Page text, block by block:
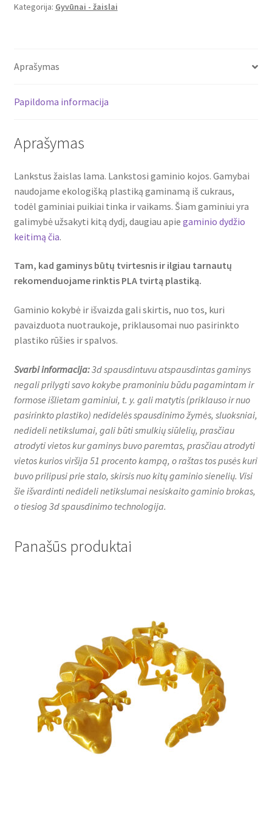
Kategorija: Gyvūnai - žaislai
Aprašymas
Papildoma informacija
Aprašymas
Lankstus žaislas lama. Lankstosi gaminio kojos. Gamybai
naudojame ekologišką plastiką gaminamą iš cukraus,
todėl gaminiai puikiai tinka ir vaikams. Šiam gaminiui yra
galimybė užsakyti kitą dydį, daugiau apie gaminio dydžio
keitimą čia.
Tam, kad gaminys būtų tvirtesnis ir ilgiau tarnautų
rekomenduojame rinktis PLA tvirtą plastiką.
Gaminio kokybė ir išvaizda gali skirtis, nuo tos, kuri
pavaizduota nuotraukoje, priklausomai nuo pasirinkto
plastiko rūšies ir spalvos.
Svarbi informacija:3d spausdintuvu atspausdintas gaminys
negali prilygti savo kokybe pramoniniu būdu pagamintam ir
formose išlietam gaminiui, t. y. gali matytis (priklauso ir nuo
pasirinkto plastiko) nedidelės spausdinimo žymės, sluoksniai,
nedideli netikslumai, gali būti smulkių siūlelių, prasčiau
atrodyti vietos kur gaminys buvo paremtas, prasčiau atrodyti
vietos kurios viršija 51 procento kampą, o raštas tos pusės kuri
buvo prilipusi prie stalo, skirsis nuo kitų gaminio sienelių. Visi
šie išvardinti nedideli netikslumai nesiskaito gaminio brokas,
o tiesiog 3d spausdinimo technologija.
Panašūs produktai